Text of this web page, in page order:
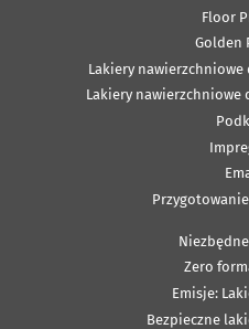
Floor
Golden
Lakiery
Lakiery nawierzchniowe
Zero
Emisje:
Bezpieczne